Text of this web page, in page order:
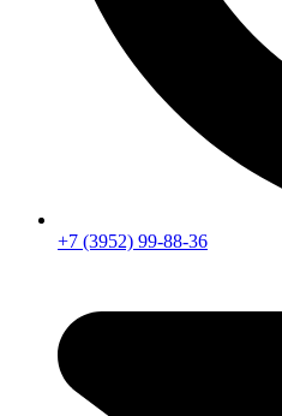
+7 (3952) 99-88-36